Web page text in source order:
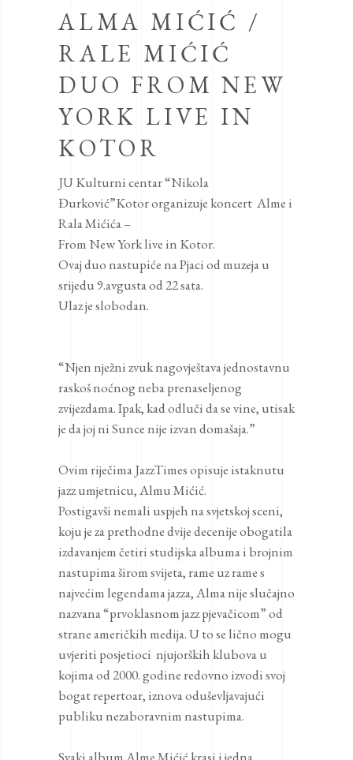
ALMA MIĆIĆ /
RALE MIĆIĆ
DUO FROM NEW
YORK LIVE IN
KOTOR
JU Kulturni centar “Nikola
Đurković”Kotor organizuje koncert Alme i
Rala Mićića –
From New York live in Kotor.
Ovaj duo nastupiće na Pjaci od muzeja u
srijedu 9.avgusta od 22 sata.
Ulaz je slobodan.
“Njen nježni zvuk nagovještava jednostavnu
raskoš noćnog neba prenaseljenog
zvijezdama. Ipak, kad odluči da se vine, utisak
je da joj ni Sunce nije izvan domašaja.”
Ovim riječima JazzTimes opisuje istaknutu
jazz umjetnicu, Almu Mićić.
Postigavši nemali uspjeh na svjetskoj sceni,
koju je za prethodne dvije decenije obogatila
izdavanjem četiri studijska albuma i brojnim
nastupima širom svijeta, rame uz rame s
najvećim legendama jazza, Alma nije slučajno
nazvana “prvoklasnom jazz pjevačicom” od
strane američkih medija. U to se lično mogu
uvjeriti posjetioci njujorških klubova u
kojima od 2000. godine redovno izvodi svoj
bogat repertoar, iznova oduševljavajući
publiku nezaboravnim nastupima.